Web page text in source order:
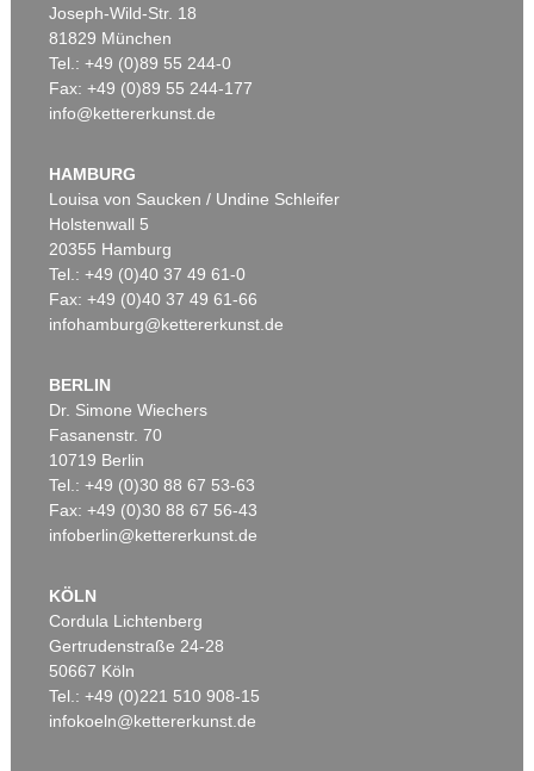
Joseph-Wild-Str. 18
81829 München
Tel.: +49 (0)89 55 244-0
Fax: +49 (0)89 55 244-177
info@kettererkunst.de
HAMBURG
Louisa von Saucken / Undine Schleifer
Holstenwall 5
20355 Hamburg
Tel.: +49 (0)40 37 49 61-0
Fax: +49 (0)40 37 49 61-66
infohamburg@kettererkunst.de
BERLIN
Dr. Simone Wiechers
Fasanenstr. 70
10719 Berlin
Tel.: +49 (0)30 88 67 53-63
Fax: +49 (0)30 88 67 56-43
infoberlin@kettererkunst.de
KÖLN
Cordula Lichtenberg
Gertrudenstraße 24-28
50667 Köln
Tel.: +49 (0)221 510 908-15
infokoeln@kettererkunst.de